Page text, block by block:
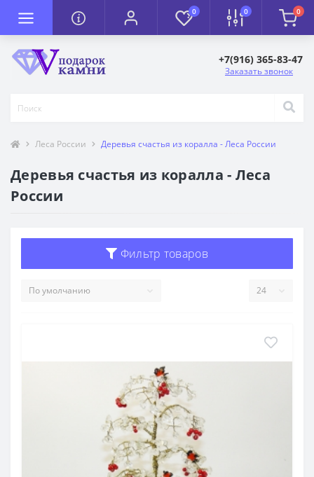
0 0 0
+7(916) 365-83-47
Заказать звонок
Леса России Деревья счастья из коралла - Леса России
Деревья счастья из коралла - Леса
России
Фильтр товаров